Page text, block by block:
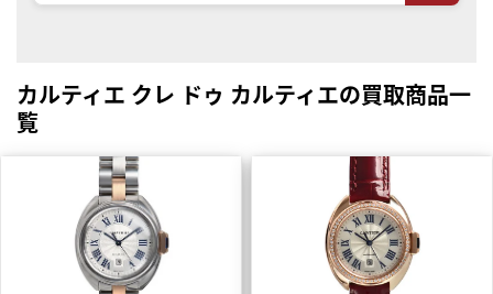
カルティエ クレ ドゥ カルティエの買取商品一
覧